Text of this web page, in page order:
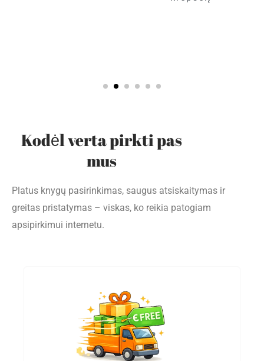
Kodėl verta pirkti pas
mus
Platus knygų pasirinkimas, saugus atsiskaitymas ir
greitas pristatymas – viskas, ko reikia patogiam
apsipirkimui internetu.